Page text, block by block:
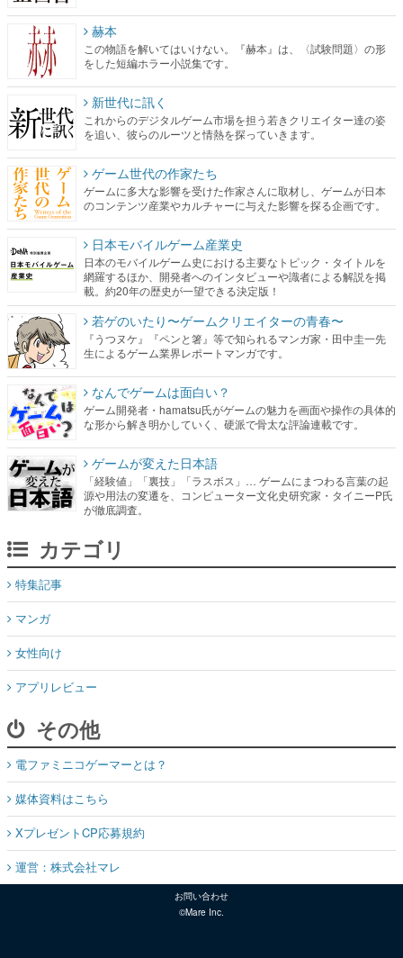
赫本
この物語を解いてはいけない。『赫本』は、〈試験問題〉の形
をした短編ホラー小説集です。
新世代に訊く
これからのデジタルゲーム市場を担う若きクリエイター達の姿
を追い、彼らのルーツと情熱を探っていきます。
ゲーム世代の作家たち
ゲームに多大な影響を受けた作家さんに取材し、ゲームが日本
のコンテンツ産業やカルチャーに与えた影響を探る企画です。
日本モバイルゲーム産業史
日本のモバイルゲーム史における主要なトピック・タイトルを
網羅するほか、開発者へのインタビューや識者による解説を掲
載。約20年の歴史が一望できる決定版！
若ゲのいたり〜ゲームクリエイターの青春〜
『うつヌケ』『ペンと箸』等で知られるマンガ家・田中圭一先
生によるゲーム業界レポートマンガです。
なんでゲームは面白い？
ゲーム開発者・hamatsu氏がゲームの魅力を画面や操作の具体的
な形から解き明かしていく、硬派で骨太な評論連載です。
ゲームが変えた日本語
「経験値」「裏技」「ラスボス」… ゲームにまつわる言葉の起
源や用法の変遷を、コンピューター文化史研究家・タイニーP氏
が徹底調査。
カテゴリ
特集記事
マンガ
女性向け
アプリレビュー
その他
電ファミニコゲーマーとは？
媒体資料はこちら
XプレゼントCP応募規約
運営：株式会社マレ
お問い合わせ
©Mare Inc.